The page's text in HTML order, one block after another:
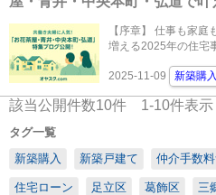
【序章】 仕事も家
2025-11-09 新築購入
該当公開件数10件 1-10件表示
タグ一覧
新築購入
新築戸建て 仲介手数
住宅ローン 足立区 葛飾区 三